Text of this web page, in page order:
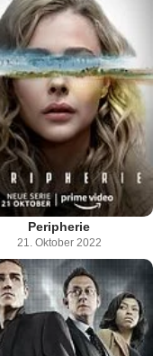
Peripherie
21. Oktober 2022